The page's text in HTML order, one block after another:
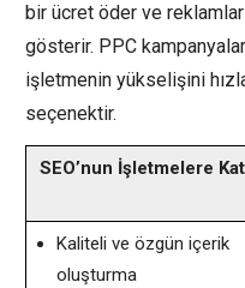
bir ücret öder ve
gösterir. PPC
işletmenin yükselişini
seçenektir.
SEO’nun İşletmelere
Kaliteli ve özgün içerik
oluşturma